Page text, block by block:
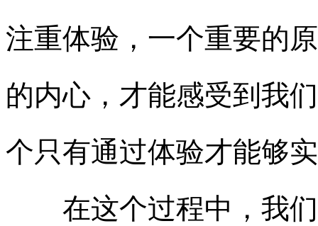
注重体验，一个重要的
的内心，才能感受到我
个只有通过体验才能够
在这个过程中，我们